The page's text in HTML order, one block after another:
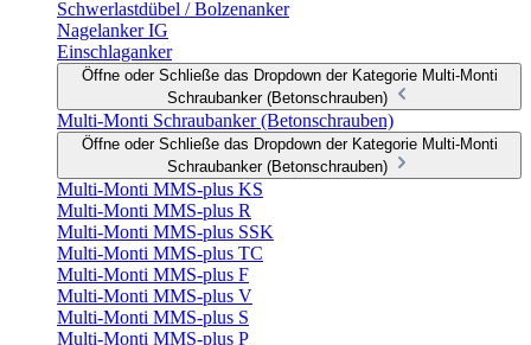
Schwerlastdübel / Bolzenanker
Nagelanker IG
Einschlaganker
Öffne oder Schließe das Dropdown der Kategorie Multi-Monti
Schraubanker (Betonschrauben)
Multi-Monti Schraubanker (Betonschrauben)
Öffne oder Schließe das Dropdown der Kategorie Multi-Monti
Schraubanker (Betonschrauben)
Multi-Monti MMS-plus KS
Multi-Monti MMS-plus R
Multi-Monti MMS-plus SSK
Multi-Monti MMS-plus TC
Multi-Monti MMS-plus F
Multi-Monti MMS-plus V
Multi-Monti MMS-plus S
Multi-Monti MMS-plus P